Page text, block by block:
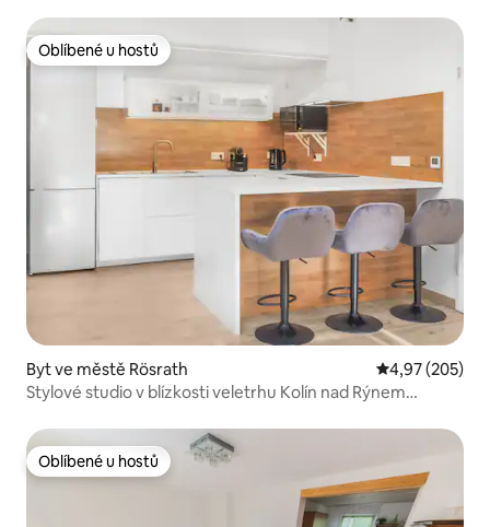
Oblíbené u hostů
Oblíbené u hostů
Byt ve městě Rösrath Průměrné
4,97 (205)
Stylové studio v blízkosti veletrhu Kolín nad Rýnem
Oblíbené u hostů
Oblíbené u hostů